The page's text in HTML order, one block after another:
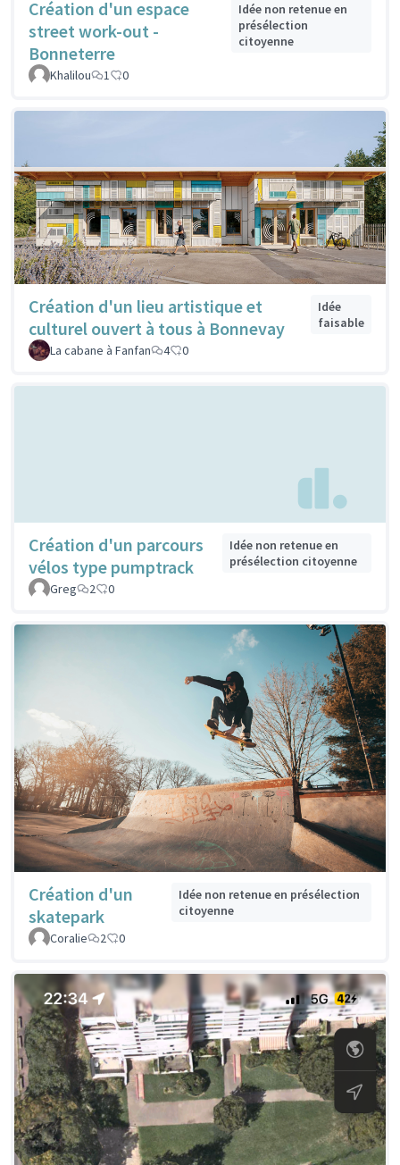
Création d'un espace
street work-out -
Bonneterre
Idée non retenue en
présélection
citoyenne
Khalilou 1 0
Création d'un lieu artistique et
culturel ouvert à tous à Bonnevay
Idée
faisable
La cabane à Fanfan
4 0
Création d'un parcours
vélos type pumptrack
Idée non retenue en
présélection citoyenne
Greg
2 0
Création d'un
skatepark
Idée non retenue en présélection
citoyenne
Coralie
2 0